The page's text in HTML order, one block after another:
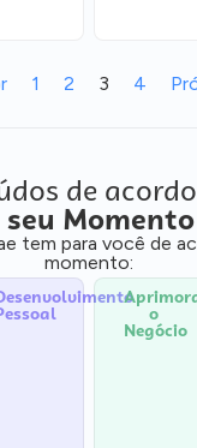
1 2 3 4
de
seu Momento
tem para você de
momento:
o
Negócio